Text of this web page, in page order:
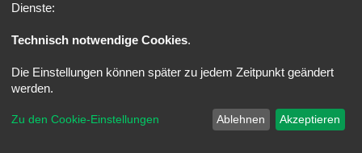
Powered byphpBB ® Forum Software © phpBB Limited
Datenschutz|Nutzungsbedingungen
Dienste:
Technisch notwendige Cookies.
Die Einstellungen können später zu jedem Zeitpunkt geändert
werden.
Zu den Cookie-Einstellungen Ablehnen Akzeptieren